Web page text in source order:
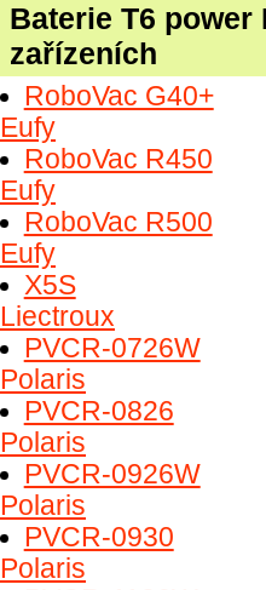
Baterie T6
zařízeních
RoboVac G40+
Eufy
RoboVac R450
Eufy
RoboVac R500
Eufy
X5S
Liectroux
PVCR-0726W
Polaris
PVCR-0826
Polaris
PVCR-0926W
Polaris
PVCR-0930
Polaris